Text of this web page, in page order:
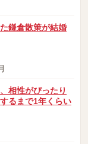
鎌倉散策が結婚
相性がぴったり
るまで1年くらい